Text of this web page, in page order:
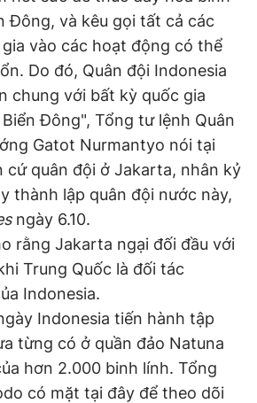
Liên hệ quảng cáo
điện thoại
Liên hệ quảng cáo
0908 780 404
RSS Tòa soạn Chính sách bảo
Đông, và kêu gọi tất cả các
vào các hoạt động có thể
Do đó, Quân đội Indonesia
chung với bất kỳ quốc gia
Đông", Tổng tư lệnh Quân
Gatot Nurmantyo nói tại
cứ quân đội ở Jakarta, nhân kỷ
thành lập quân đội nước này,
ngày 6.10.
rằng Jakarta ngại đối đầu với
Trung Quốc là đối tác
Indonesia.
Indonesia tiến hành tập
từng có ở quần đảo Natuna
hơn 2.000 binh lính. Tổng
có mặt tại đây để theo dõi